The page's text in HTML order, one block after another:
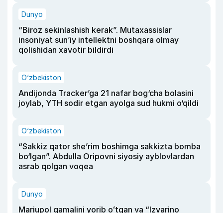
Dunyo
“Biroz sekinlashish kerak”. Mutaxassislar
insoniyat sun’iy intellektni boshqara olmay
qolishidan xavotir bildirdi
O‘zbekiston
Andijonda Tracker’ga 21 nafar bog‘cha bolasini
joylab, YTH sodir etgan ayolga sud hukmi o‘qildi
O‘zbekiston
“Sakkiz qator she’rim boshimga sakkizta bomba
bo‘lgan”. Abdulla Oripovni siyosiy ayblovlardan
asrab qolgan voqea
Dunyo
Mariupol qamalini yorib oʻtgan va “Izvarino